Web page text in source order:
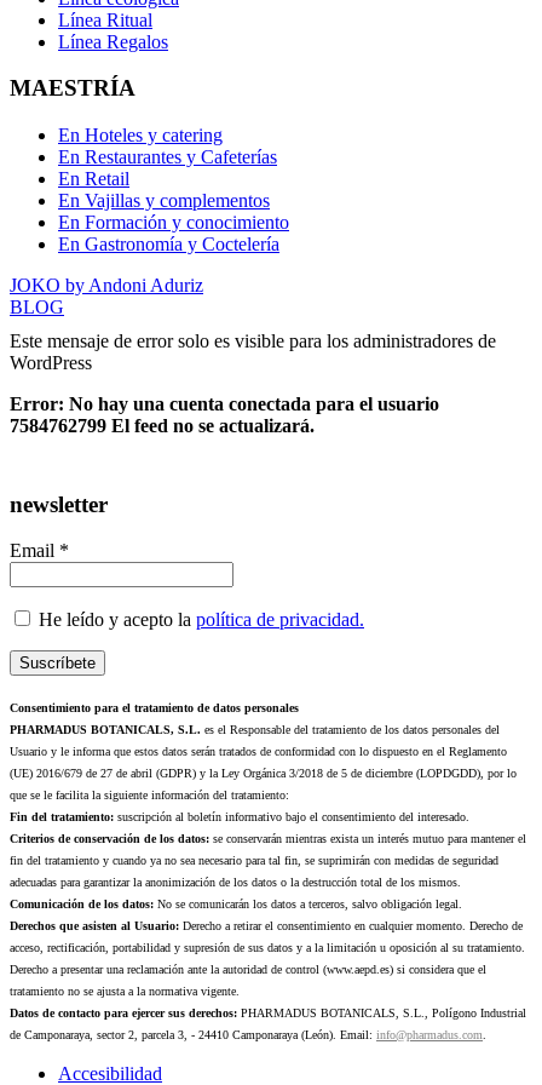
Línea Ritual
Línea Regalos
MAESTRÍA
En Hoteles y catering
En Restaurantes y Cafeterías
En Retail
En Vajillas y complementos
En Formación y conocimiento
En Gastronomía y Coctelería
JOKO by Andoni Aduriz
BLOG
Este mensaje de error solo es visible para los administradores de
WordPress
Error: No hay una cuenta conectada para el usuario
7584762799 El feed no se actualizará.
newsletter
Email *
He leído y acepto la política de privacidad.
Consentimiento para el tratamiento de datos personales
PHARMADUS BOTANICALS, S.L. es el Responsable del tratamiento de los datos personales del
Usuario y le informa que estos datos serán tratados de conformidad con lo dispuesto en el Reglamento
(UE) 2016/679 de 27 de abril (GDPR) y la Ley Orgánica 3/2018 de 5 de diciembre (LOPDGDD), por lo
que se le facilita la siguiente información del tratamiento:
Fin del tratamiento: suscripción al boletín informativo bajo el consentimiento del interesado.
Criterios de conservación de los datos: se conservarán mientras exista un interés mutuo para mantener el
fin del tratamiento y cuando ya no sea necesario para tal fin, se suprimirán con medidas de seguridad
adecuadas para garantizar la anonimización de los datos o la destrucción total de los mismos.
Comunicación de los datos: No se comunicarán los datos a terceros, salvo obligación legal.
Derechos que asisten al Usuario: Derecho a retirar el consentimiento en cualquier momento. Derecho de
acceso, rectificación, portabilidad y supresión de sus datos y a la limitación u oposición al su tratamiento.
Derecho a presentar una reclamación ante la autoridad de control (www.aepd.es) si considera que el
tratamiento no se ajusta a la normativa vigente.
Datos de contacto para ejercer sus derechos: PHARMADUS BOTANICALS, S.L., Polígono Industrial
de Camponaraya, sector 2, parcela 3, - 24410 Camponaraya (León). Email: info@pharmadus.com.
Accesibilidad